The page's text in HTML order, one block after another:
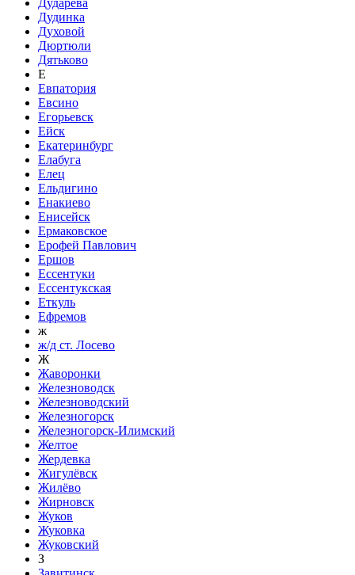
Дударева
Дудинка
Духовой
Дюртюли
Дятьково
Е
Евпатория
Евсино
Егорьевск
Ейск
Екатеринбург
Елабуга
Елец
Ельдигино
Енакиево
Енисейск
Ермаковское
Ерофей Павлович
Ершов
Ессентуки
Ессентукская
Еткуль
Ефремов
ж
ж/д ст. Лосево
Ж
Жаворонки
Железноводск
Железноводский
Железногорск
Железногорск-Илимский
Желтое
Жердевка
Жигулёвск
Жилёво
Жирновск
Жуков
Жуковка
Жуковский
З